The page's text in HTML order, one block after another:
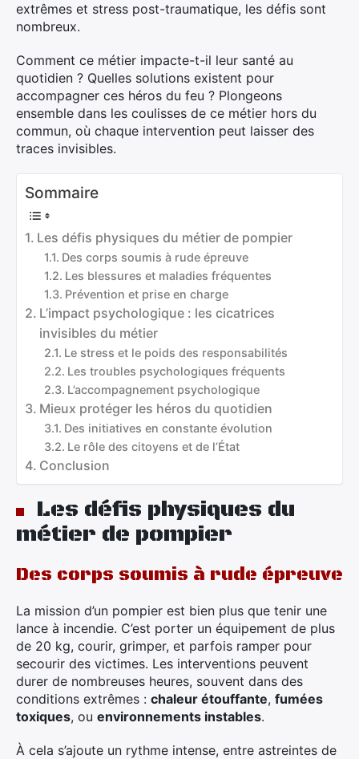
extrêmes et stress post-traumatique, les défis sont
nombreux.
Comment ce métier impacte-t-il leur santé au
quotidien ? Quelles solutions existent pour
accompagner ces héros du feu ? Plongeons
ensemble dans les coulisses de ce métier hors du
commun, où chaque intervention peut laisser des
traces invisibles.
Sommaire
Les défis physiques du métier de pompier
Des corps soumis à rude épreuve
Les blessures et maladies fréquentes
Prévention et prise en charge
L’impact psychologique : les cicatrices
invisibles du métier
Le stress et le poids des responsabilités
Les troubles psychologiques fréquents
L’accompagnement psychologique
Mieux protéger les héros du quotidien
Des initiatives en constante évolution
Le rôle des citoyens et de l’État
Conclusion
Les défis physiques du
métier de pompier
Des corps soumis à rude épreuve
La mission d’un pompier est bien plus que tenir une
lance à incendie. C’est porter un équipement de plus
de 20 kg, courir, grimper, et parfois ramper pour
secourir des victimes. Les interventions peuvent
durer de nombreuses heures, souvent dans des
conditions extrêmes : chaleur étouffante, fumées
toxiques, ou environnements instables.
À cela s’ajoute un rythme intense, entre astreintes de